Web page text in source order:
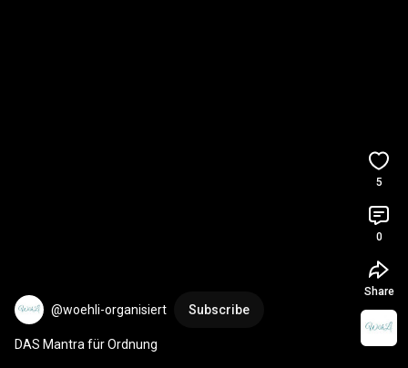
@woehli-organisiert Subscribe
DAS Mantra für Ordnung
5
0
Share